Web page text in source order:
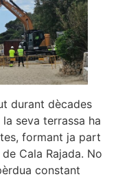
durant dècades
seva terrassa ha
formant ja part
Cala Rajada. No
constant